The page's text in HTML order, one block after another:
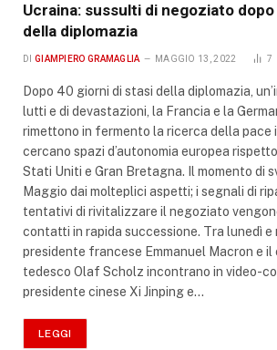
Ucraina: sussulti di negoziato
della diplomazia
DI GIAMPIERO GRAMAGLIA MAGGIO 13, 2022 7
Dopo 40 giorni di stasi della diplomazia,
lutti e di devastazioni, la Francia e la
rimettono in fermento la ricerca della pace
cercano spazi d’autonomia europea
Stati Uniti e Gran Bretagna. Il momento di
Maggio dai molteplici aspetti; i segnali di
tentativi di rivitalizzare il negoziato
contatti in rapida successione. Tra lunedì e
presidente francese Emmanuel Macron e il
tedesco Olaf Scholz incontrano in video-
presidente cinese Xi Jinping e…
LEGGI